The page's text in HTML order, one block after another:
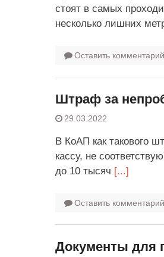
стоят в самых
несколько лишних
Оставить комментарий
Штраф за
29.03.2022
В КоАП как такового
кассу, не
до 10 тысяч [...]
Оставить комментарий
Документы для